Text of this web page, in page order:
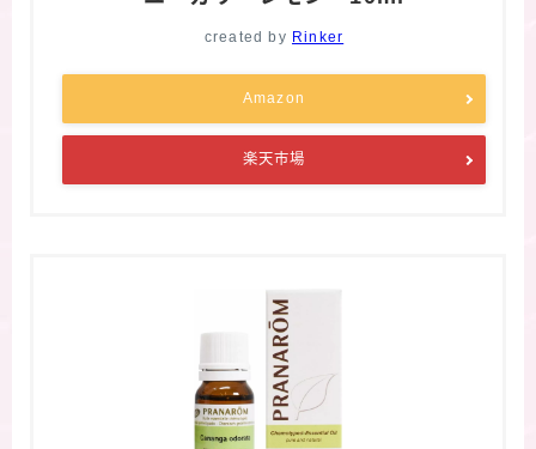
created by Rinker
Amazon
楽天市場